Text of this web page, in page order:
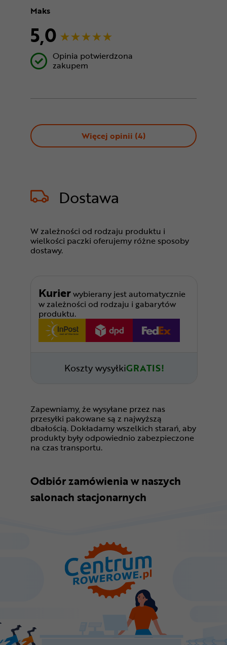
Maks
5,0
Opinia potwierdzona
zakupem
Więcej opinii (4)
Dostawa
W zależności od rodzaju produktu i
wielkości paczki oferujemy różne sposoby
dostawy.
Kurierwybierany jest automatycznie
w zależności od rodzaju i gabarytów
produktu.
Koszty wysyłkiGRATIS!
Zapewniamy, że wysyłane przez nas
przesyłki pakowane są z najwyższą
dbałością. Dokładamy wszelkich starań, aby
produkty były odpowiednio zabezpieczone
na czas transportu.
Odbiór zamówienia w naszych
salonach stacjonarnych